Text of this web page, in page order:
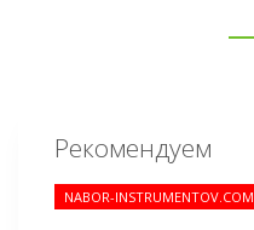
Рекомендуем
NABOR-INSTRUMENTOV.COM